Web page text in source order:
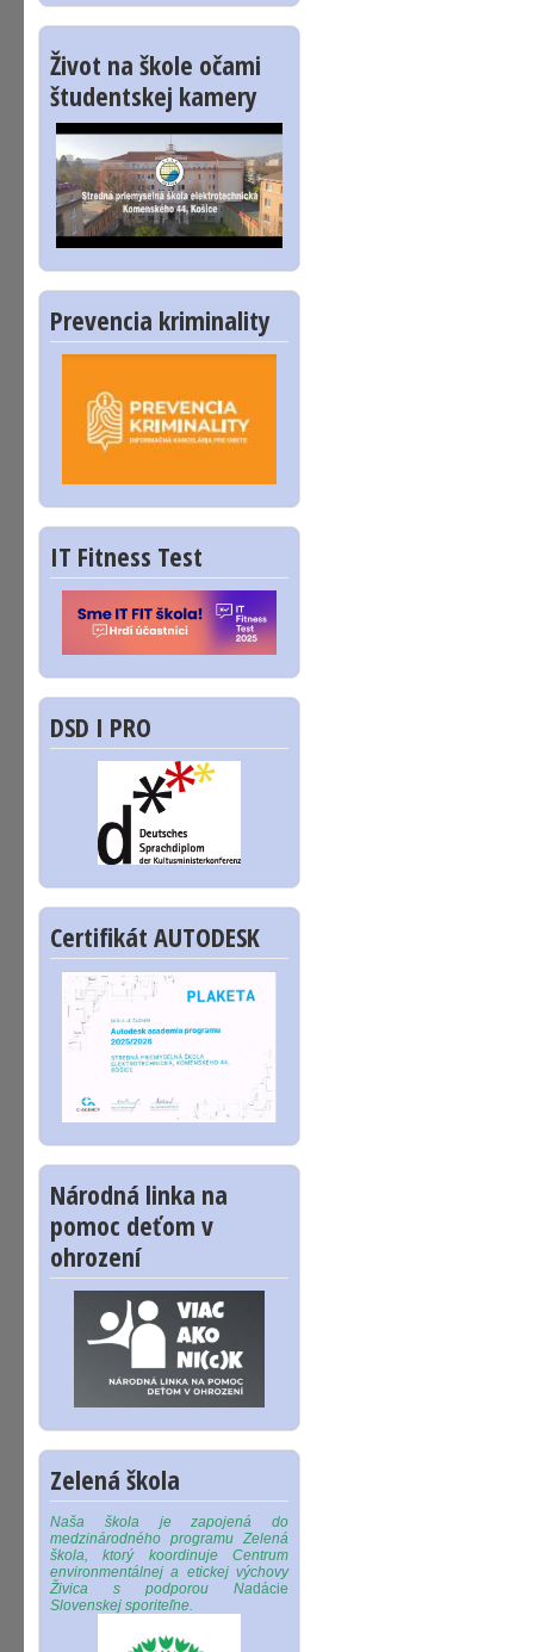
Život na škole očami
študentskej kamery
Prevencia kriminality
IT Fitness Test
DSD I PRO
Certifikát AUTODESK
Národná linka na
pomoc deťom v
ohrození
Zelená škola
Naša škola je zapojená do
medzinárodného programu Zelená
škola, ktorý koordinuje Centrum
environmentálnej a etickej výchovy
Živica s podporou Nadácie
Slovenskej sporiteľne.